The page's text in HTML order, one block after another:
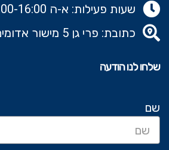
שעות פעילות: א-ה 09:00-16:00
כתובת: פרי גן 5 מישור אדומים
שלחו לנו הודעה
שם